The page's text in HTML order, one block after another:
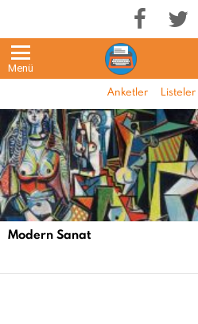
Menü
Anketler Listeler
EN
YENI
İÇERIKLER
Modern Sanat